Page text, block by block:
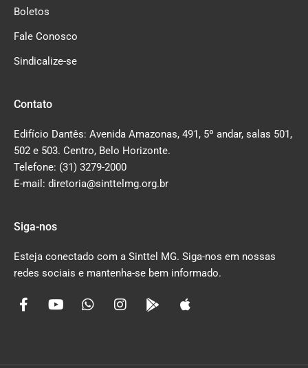
Boletos
Fale Conosco
Sindicalize-se
Contato
Edifício Dantês: Avenida Amazonas, 491, 5º andar, salas 501,
502 e 503. Centro, Belo Horizonte.
Telefone: (31) 3279-2000
E-mail: diretoria@sinttelmg.org.br
Siga-nos
Esteja conectado com a Sinttel MG. Siga-nos em nossas
redes sociais e mantenha-se bem informado.